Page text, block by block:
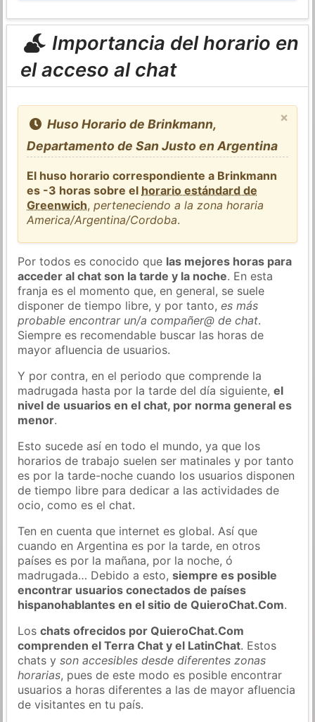
Importancia del horario en
el acceso al chat
×
Huso Horario de Brinkmann,
Departamento de San Justo en Argentina
El huso horario correspondiente a Brinkmann
es -3 horas sobre el horario estándard de
Greenwich,perteneciendo a la zona horaria
America/Argentina/Cordoba.
Por todos es conocido que las mejores horas para
acceder al chat son la tarde y la noche. En esta
franja es el momento que, en general, se suele
disponer de tiempo libre, y por tanto,es más
probable encontrar un/a compañer@ de chat.
Siempre es recomendable buscar las horas de
mayor afluencia de usuarios.
Y por contra, en el periodo que comprende la
madrugada hasta por la tarde del día siguiente,el
nivel de usuarios en el chat, por norma general es
menor.
Esto sucede así en todo el mundo, ya que los
horarios de trabajo suelen ser matinales y por tanto
es por la tarde-noche cuando los usuarios disponen
de tiempo libre para dedicar a las actividades de
ocio, como es el chat.
Ten en cuenta que internet es global. Así que
cuando en Argentina es por la tarde, en otros
países es por la mañana, por la noche, ó
madrugada… Debido a esto,siempre es posible
encontrar usuarios conectados de países
hispanohablantes en el sitio de QuieroChat.Com.
Loschats ofrecidos por QuieroChat.Com
comprenden el Terra Chat y el LatinChat. Estos
chats yson accesibles desde diferentes zonas
horarias, pues de este modo es posible encontrar
usuarios a horas diferentes a las de mayor afluencia
de visitantes en tu país.